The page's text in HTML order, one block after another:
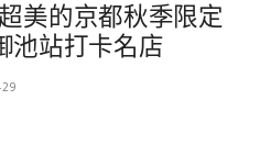
美的京都秋季限定
池站打卡名店